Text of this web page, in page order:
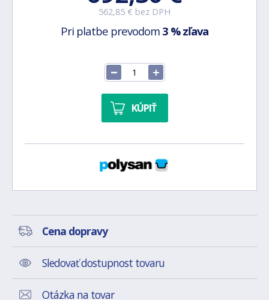
562,85 € bez DPH
Pri platbe prevodom 3 % zľava
KÚPIŤ
Cena dopravy
Sledovať dostupnost tovaru
Otázka na tovar